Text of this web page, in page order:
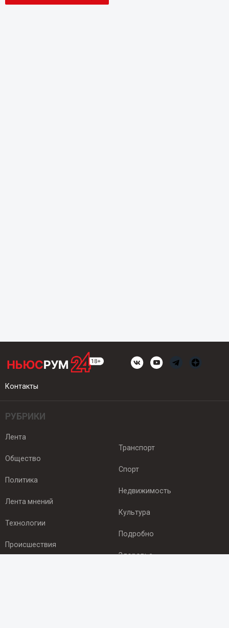
Контакты
РУБРИКИ
Лента
Общество
Политика
Лента мнений
Технологии
Происшествия
Транспорт
Спорт
Недвижимость
Культура
Подробно
Здоровье